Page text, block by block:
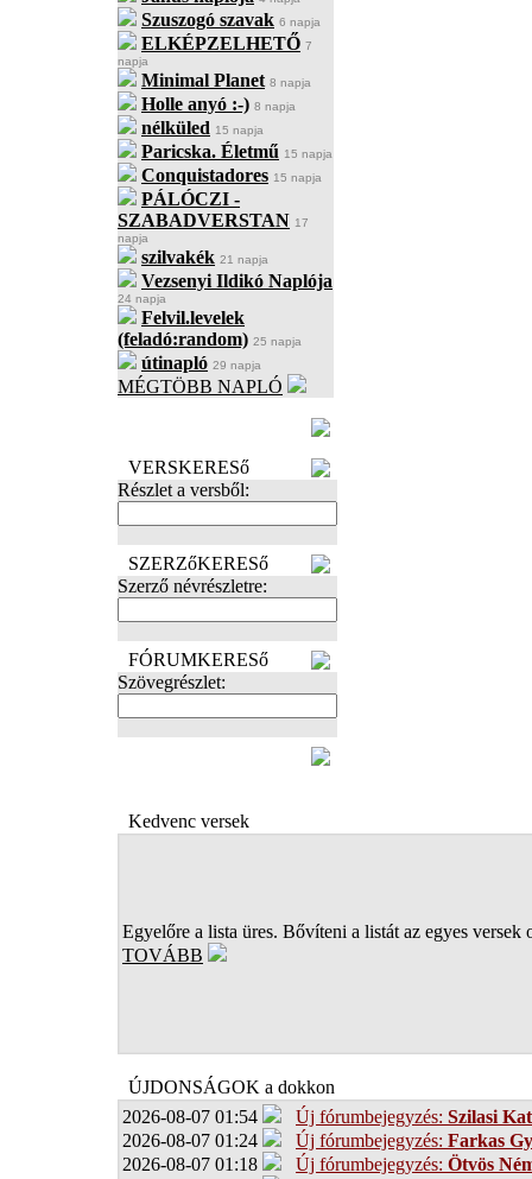
Szuszogó szavak 6 napja
ELKÉPZELHETŐ 7
napja
Minimal Planet 8 napja
Holle anyó :-) 8 napja
nélküled 15 napja
Paricska. Életmű 15 napja
Conquistadores 15 napja
PÁLÓCZI -
SZABADVERSTAN 17
napja
szilvakék 21 napja
Vezsenyi Ildikó Naplója
24 napja
Felvil.levelek
(feladó:random) 25 napja
útinapló 29 napja
MÉGTÖBB NAPLÓ
VERSKERESő
Részlet a versből:
SZERZőKERESő
Szerző névrészletre:
FÓRUMKERESő
Szövegrészlet:
Kedvenc versek
Egyelőre a lista üres. Bővíteni a listát az egyes versek
TOVÁBB
ÚJDONSÁGOK a dokkon
2026-08-07 01:54
Új fórumbejegyzés: Szilasi
2026-08-07 01:24
Új fórumbejegyzés: Farkas
2026-08-07 01:18
Új fórumbejegyzés: Ötvös